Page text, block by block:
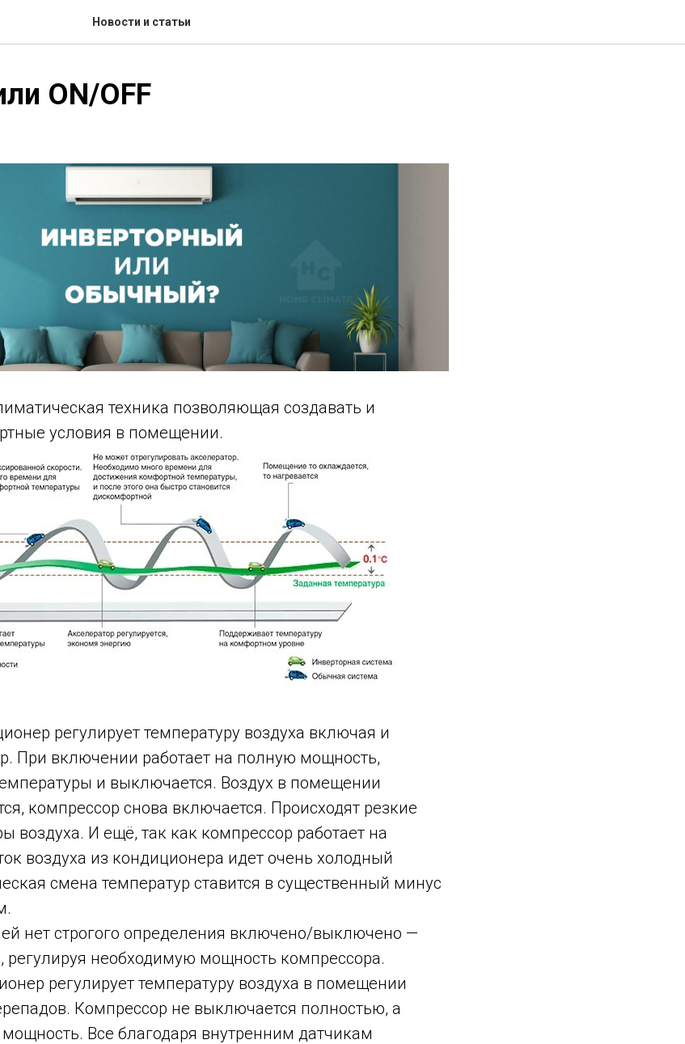
Новости и статьи
ON/OFF
техника позволяющая создавать и
условия в помещении.
регулирует температуру воздуха включая и
При включении работает на полную мощность,
и выключается. Воздух в помещении
компрессор снова включается. Происходят резкие
воздуха. И ещё, так как компрессор работает на
воздуха из кондиционера идет очень холодный
смена температур ставится в существенный минус
нет строгого определения включено/выключено —
регулируя необходимую мощность компрессора.
регулирует температуру воздуха в помещении
Компрессор не выключается полностью, а
Все благодаря внутренним датчикам